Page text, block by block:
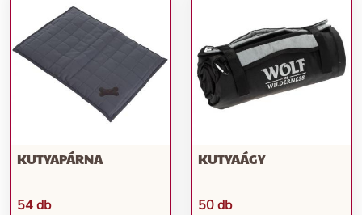
KUTYAPÁRNA
54 db
KUTYAÁGY
50 db